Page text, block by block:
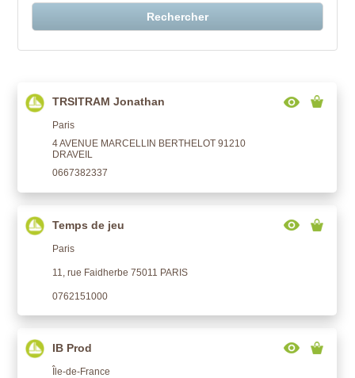
Rechercher
TRSITRAM Jonathan
Paris
4 AVENUE MARCELLIN BERTHELOT 91210
DRAVEIL
0667382337
Temps de jeu
Paris
11, rue Faidherbe 75011 PARIS
0762151000
IB Prod
Île-de-France